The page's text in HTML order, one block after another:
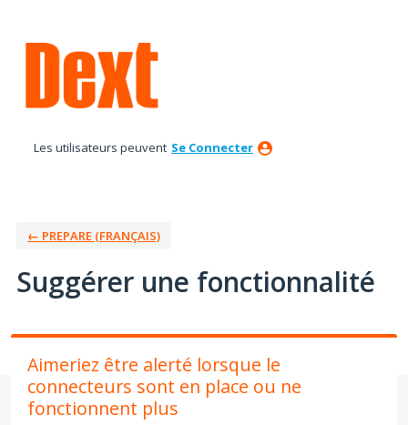
au
contenu
Les utilisateurs peuvent Se Connecter
← PREPARE (FRANÇAIS)
Suggérer une fonctionnalité
Aimeriez être alerté lorsque le
connecteurs sont en place ou ne
fonctionnent plus